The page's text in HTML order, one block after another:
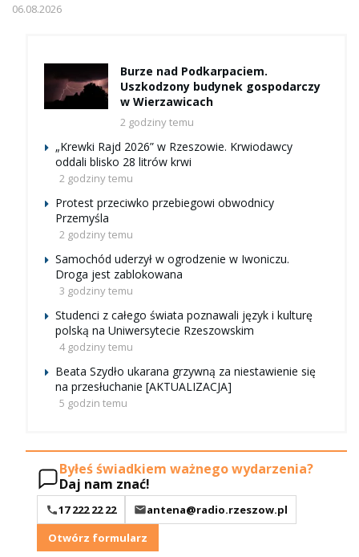
06.08.2026
Burze nad Podkarpaciem.
Uszkodzony budynek gospodarczy
w Wierzawicach
2 godziny temu
„Krewki Rajd 2026” w Rzeszowie. Krwiodawcy
oddali blisko 28 litrów krwi
2 godziny temu
Protest przeciwko przebiegowi obwodnicy
Przemyśla
2 godziny temu
Samochód uderzył w ogrodzenie w Iwoniczu.
Droga jest zablokowana
3 godziny temu
Studenci z całego świata poznawali język i kulturę
polską na Uniwersytecie Rzeszowskim
4 godziny temu
Beata Szydło ukarana grzywną za niestawienie się
na przesłuchanie [AKTUALIZACJA]
5 godzin temu
Byłeś świadkiem ważnego wydarzenia?
Daj nam znać!
17 222 22 22
antena@radio.rzeszow.pl
Otwórz formularz